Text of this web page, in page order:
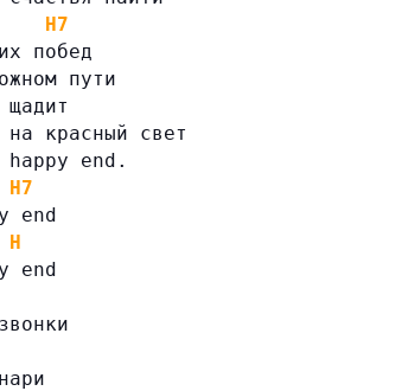
H7
побед
пути
красный свет
happy end.
H7
end
H
end